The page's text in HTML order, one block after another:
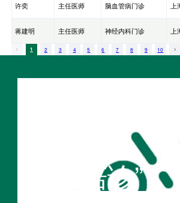
许奕 主任医师 脑血管病门诊
蒋建明 主任医师 神经内科门诊
1 2 3 4 5 6 7 8 9 10
“不疾陪诊”